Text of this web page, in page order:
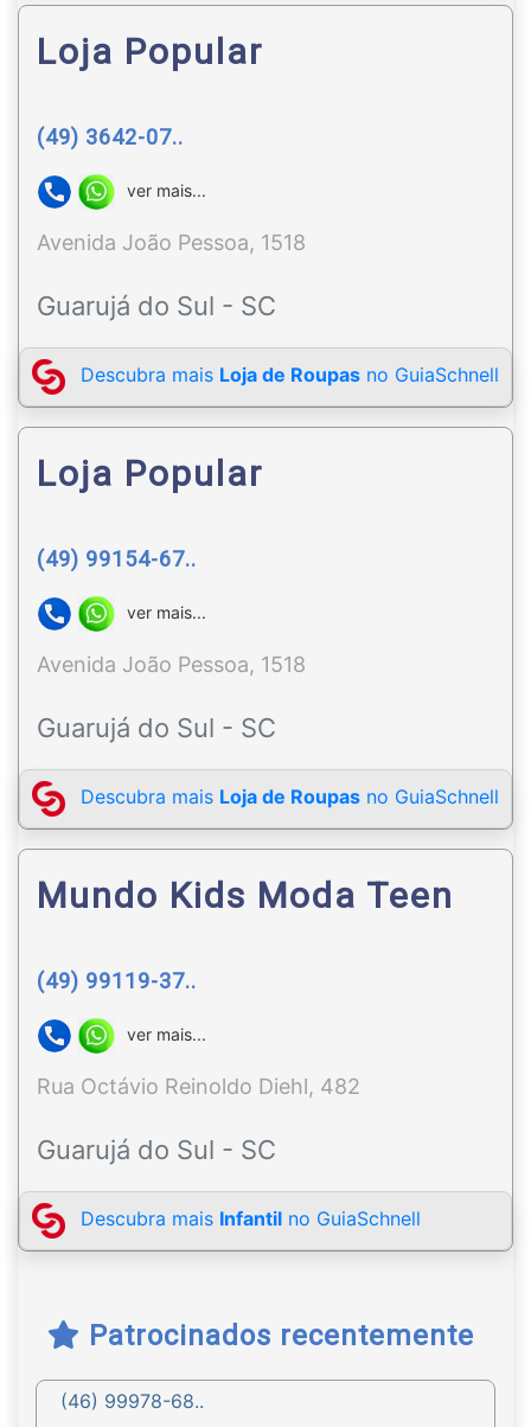
Loja Popular
(49) 3642-07..
ver mais...
Avenida João Pessoa, 1518
Guarujá do Sul - SC
Descubra mais Loja de Roupas no GuiaSchnell
Loja Popular
(49) 99154-67..
ver mais...
Avenida João Pessoa, 1518
Guarujá do Sul - SC
Descubra mais Loja de Roupas no GuiaSchnell
Mundo Kids Moda Teen
(49) 99119-37..
ver mais...
Rua Octávio Reinoldo Diehl, 482
Guarujá do Sul - SC
Descubra mais Infantil no GuiaSchnell
Patrocinados recentemente
(46) 99978-68..